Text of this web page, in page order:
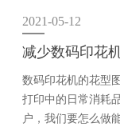
2021-05-12
减少数码印花
数码印花机的花型
打印中的日常消耗
户，我们要怎么做